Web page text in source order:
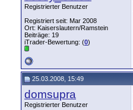
Registrierter Benutzer
Registriert seit: Mar 2008
Ort: Kaiserslautern/Ramstein
Beiträge: 19
iTrader-Bewertung: (0)
25.03.2008, 15:49
domsupra
Registrierter Benutzer